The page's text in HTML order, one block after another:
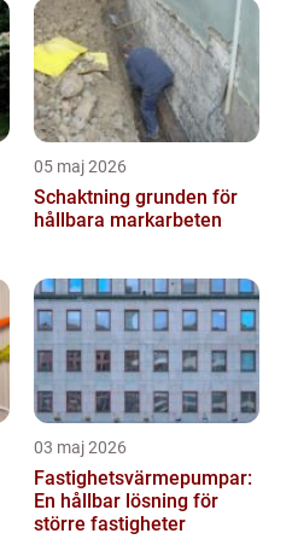
05 maj 2026
Schaktning grunden för
hållbara markarbeten
03 maj 2026
Fastighetsvärmepumpar:
En hållbar lösning för
större fastigheter